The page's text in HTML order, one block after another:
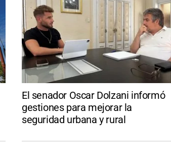
El senador Oscar Dolzani informó
gestiones para mejorar la
seguridad urbana y rural